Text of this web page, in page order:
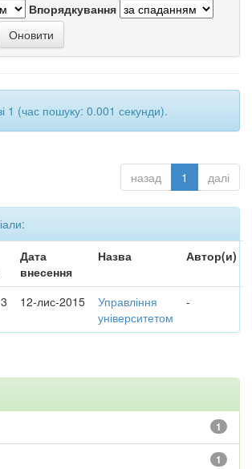
Впорядкування
1 (час пошуку: 0.001 секунди).
назад 1 далі
Дата
внесення
Назва Автор(и)
12-лис-2015
Управління
університетом
-
1
1